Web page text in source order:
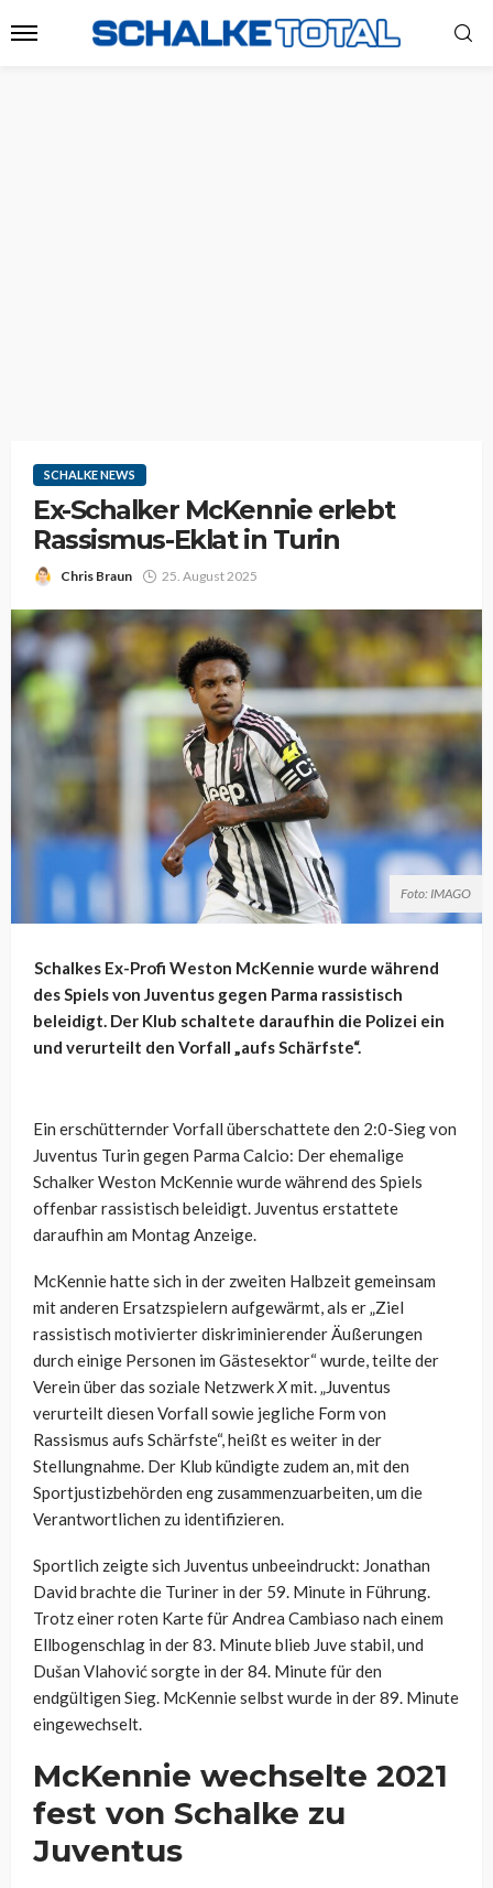
SCHALKE NEWS
Ex-Schalker McKennie erlebt
Rassismus-Eklat in Turin
Chris Braun 25. August 2025
Foto: IMAGO
Schalkes Ex-Profi Weston McKennie wurde während
des Spiels von Juventus gegen Parma rassistisch
beleidigt. Der Klub schaltete daraufhin die Polizei ein
und verurteilt den Vorfall „aufs Schärfste“.
Ein erschütternder Vorfall überschattete den 2:0-Sieg von
Juventus Turin gegen Parma Calcio: Der ehemalige
Schalker Weston McKennie wurde während des Spiels
offenbar rassistisch beleidigt. Juventus erstattete
daraufhin am Montag Anzeige.
McKennie hatte sich in der zweiten Halbzeit gemeinsam
mit anderen Ersatzspielern aufgewärmt, als er „Ziel
rassistisch motivierter diskriminierender Äußerungen
durch einige Personen im Gästesektor“ wurde, teilte der
Verein über das soziale NetzwerkXmit. „Juventus
verurteilt diesen Vorfall sowie jegliche Form von
Rassismus aufs Schärfste“, heißt es weiter in der
Stellungnahme. Der Klub kündigte zudem an, mit den
Sportjustizbehörden eng zusammenzuarbeiten, um die
Verantwortlichen zu identifizieren.
Sportlich zeigte sich Juventus unbeeindruckt: Jonathan
David brachte die Turiner in der 59. Minute in Führung.
Trotz einer roten Karte für Andrea Cambiaso nach einem
Ellbogenschlag in der 83. Minute blieb Juve stabil, und
Dušan Vlahović sorgte in der 84. Minute für den
endgültigen Sieg. McKennie selbst wurde in der 89. Minute
eingewechselt.
McKennie wechselte 2021
fest von Schalke zu
Juventus